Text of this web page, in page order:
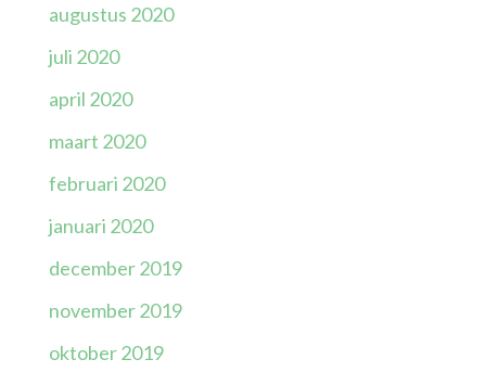
augustus 2020
juli 2020
april 2020
maart 2020
februari 2020
januari 2020
december 2019
november 2019
oktober 2019